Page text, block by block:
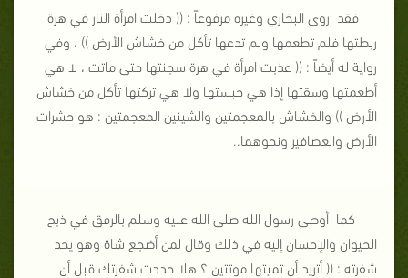
فقد روى البخاري وغيره مرفوعاً : (( دخلت امرأة النار في هرة
ربطتها فلم تطعمها ولم تدعها تأكل من خشاش الأرض )) ، وفي
رواية له أيضاً : (( عذبت امرأة في هرة سجنتها حتى ماتت ، لا هي
أطعمتها وسقتها إذا هي حبستها ولا هي تركتها تأكل من خشاش
الأرض )) والخشاش بالمعجمتين والشينين المعجمتين : هو حشرات
الأرض والعصافير ونحوهما..
كما أوصى رسول الله صلى الله عليه وسلم بالرفق في ذبح
الحيوان والإحسان إليه في ذلك وقال لمن أضجع شاة وهو يحد
شفرته : (( أتريد أن تميتها موتتين ؟ هلا حددت شفرتك قبل أن